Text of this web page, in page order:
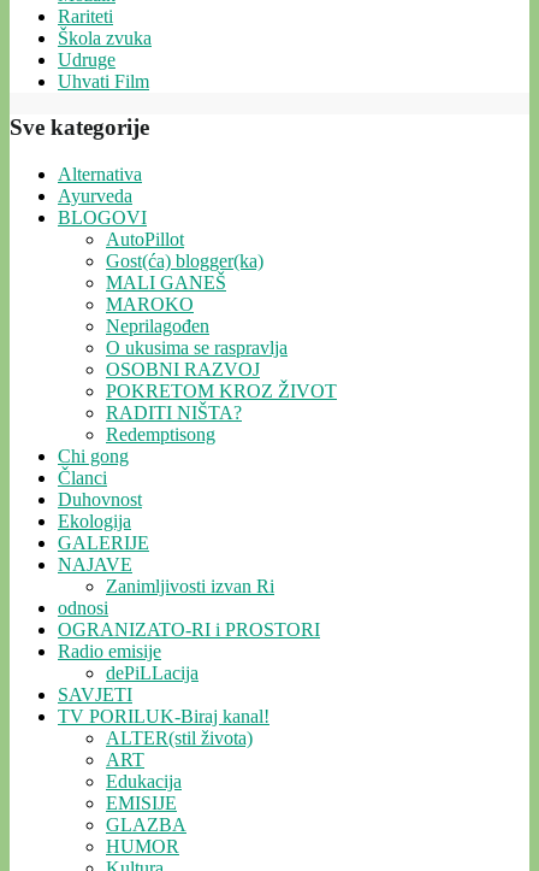
Rariteti
Škola zvuka
Udruge
Uhvati Film
Sve kategorije
Alternativa
Ayurveda
BLOGOVI
AutoPillot
Gost(ća) blogger(ka)
MALI GANEŠ
MAROKO
Neprilagođen
O ukusima se raspravlja
OSOBNI RAZVOJ
POKRETOM KROZ ŽIVOT
RADITI NIŠTA?
Redemptisong
Chi gong
Članci
Duhovnost
Ekologija
GALERIJE
NAJAVE
Zanimljivosti izvan Ri
odnosi
OGRANIZATO-RI i PROSTORI
Radio emisije
dePiLLacija
SAVJETI
TV PORILUK-Biraj kanal!
ALTER(stil života)
ART
Edukacija
EMISIJE
GLAZBA
HUMOR